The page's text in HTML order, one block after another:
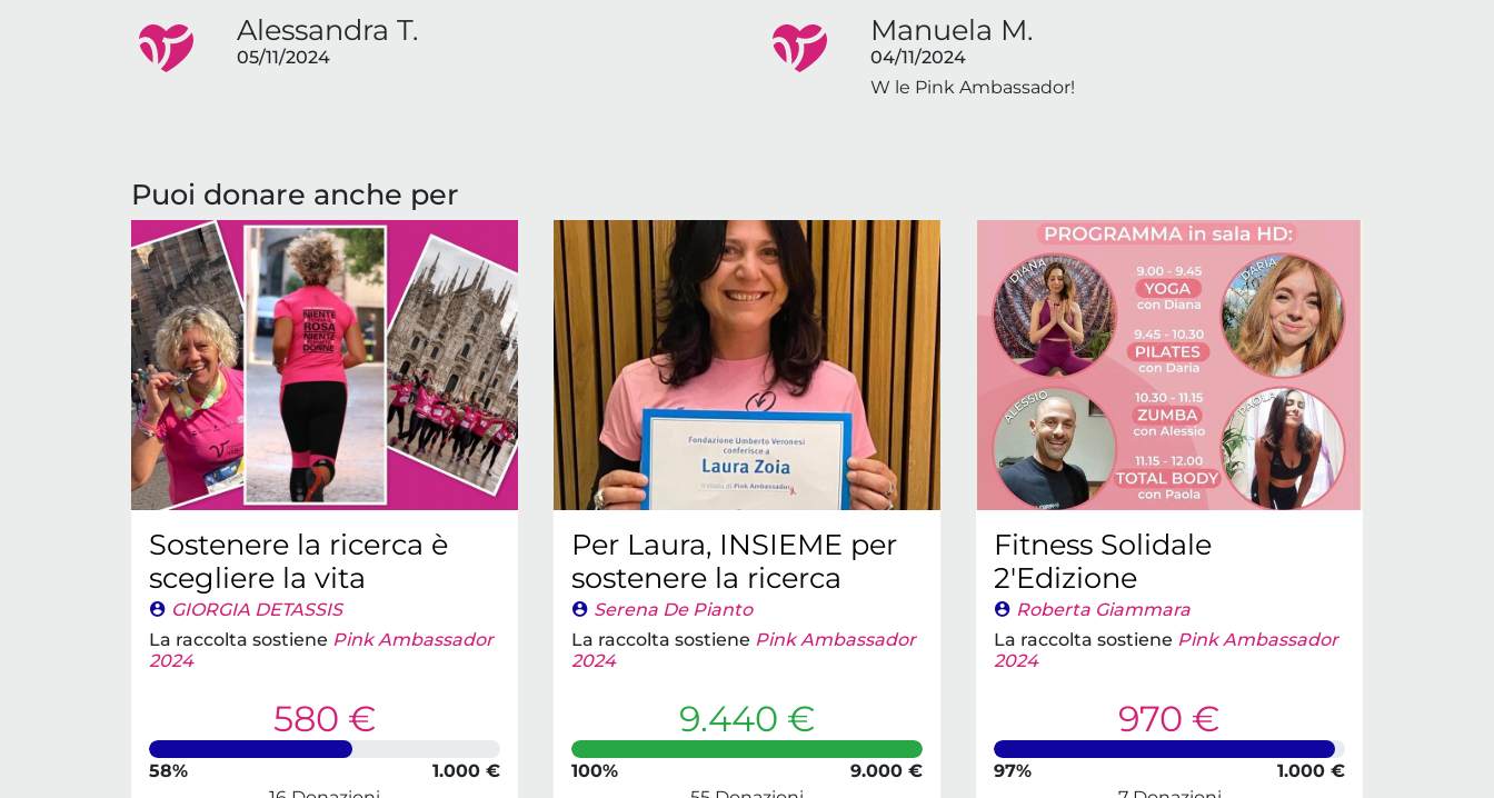
Alessandra T.
05/11/2024
Manuela M.
04/11/2024
W le Pink Ambassador!
Puoi donare anche per
Sostenere la ricerca è
scegliere la vita
GIORGIA DETASSIS
La raccolta sostiene Pink Ambassador
2024
580 €
58%
1.000 €
Per Laura, INSIEME per
sostenere la ricerca
Serena De Pianto
La raccolta sostiene Pink Ambassador
2024
9.440 €
100%
9.000 €
Fitness Solidale
2'Edizione
Roberta Giammara
La raccolta sostiene Pink Ambassador
2024
970 €
97%
1.000 €